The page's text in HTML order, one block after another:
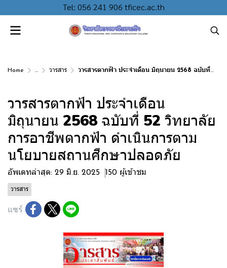
Tel: 056 241 906 tficec.ac.th
Home ... วารสาร วารสารตากฟ้า ประจำเดือน มิถุนายน 2568 ฉบับที่ 52 วิทยาลัยการอาชีพตากฟ้า ดำเนินการตามนโยบายสถานศึกษาปลอดภัย
วารสารตากฟ้า ประจำเดือน
มิถุนายน 2568 ฉบับที่ 52 วิทยาลัย
การอาชีพตากฟ้า ดำเนินการตาม
นโยบายสถานศึกษาปลอดภัย
อัพเดทล่าสุด: 29 มิ.ย. 2025 150 ผู้เข้าชม
วารสาร
แชร์